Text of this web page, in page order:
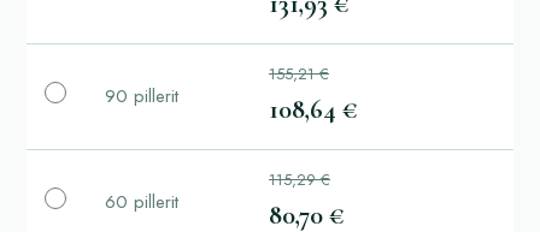
90 pillerit
155,21 €
108,64 €
60 pillerit
115,29 €
80,70 €